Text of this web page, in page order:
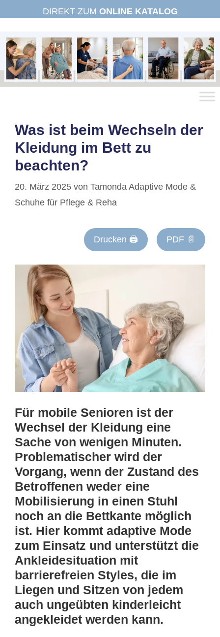
Inhalt
DIREKT ZUM ONLINE KATALOG
Was ist beim Wechseln der
Kleidung im Bett zu
beachten?
20. März 2025 von Tamonda Adaptive Mode &
Schuhe für Pflege & Reha
Drucken 🖨 PDF 📄
Für mobile Senioren ist der
Wechsel der Kleidung eine
Sache von wenigen Minuten.
Problematischer wird der
Vorgang, wenn der Zustand des
Betroffenen weder eine
Mobilisierung in einen Stuhl
noch an die Bettkante möglich
ist. Hier kommt adaptive Mode
zum Einsatz und unterstützt die
Ankleidesituation mit
barrierefreien Styles, die im
Liegen und Sitzen von jedem
auch ungeübten kinderleicht
angekleidet werden kann.